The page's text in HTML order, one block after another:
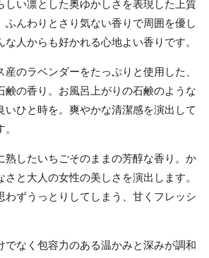
しい凛とした奥ゆかしさを表現した上質
ふんわりとさり気ない香りで周囲を優し
な人からも好かれる心地よい香りです。
産のラベンダーをたっぷりと使用した、
鹸の香り。お風呂上がりの石鹸のような
いひと時を。爽やかな清潔感を演出して
熟したいちごそのままの芳醇な香り。か
と大人の女性の美しさを演出します。
わずうっとりしてしまう、甘くフレッシ
でなく包容力のある温かみと深みが調和